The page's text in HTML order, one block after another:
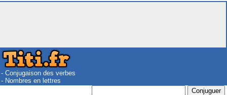
- Conjugaison des verbes
- Nombres en lettres